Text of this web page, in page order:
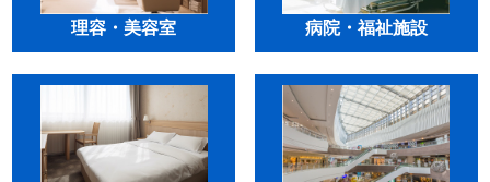
理容・美容室 病院・福祉施設